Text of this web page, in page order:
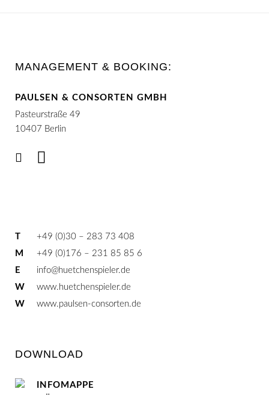
MANAGEMENT & BOOKING:
PAULSEN & CONSORTEN GMBH
Pasteurstraße 49
10407 Berlin
T
+49 (0)30 – 283 73 408
M
+49 (0)176 – 231 85 85 6
E
info@huetchenspieler.de
W
www.huetchenspieler.de
W
www.paulsen-consorten.de
DOWNLOAD
INFOMAPPE